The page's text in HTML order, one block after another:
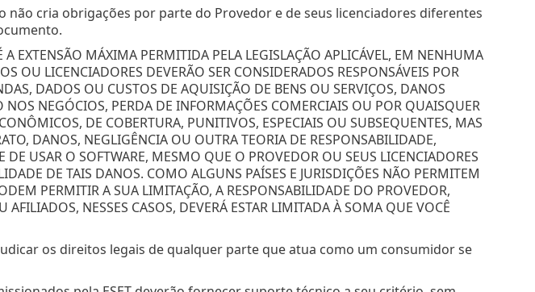
não cria obrigações por parte do Provedor e de seus licenciadores diferentes
A EXTENSÃO MÁXIMA PERMITIDA PELA LEGISLAÇÃO APLICÁVEL, EM NENHUMA
OU LICENCIADORES DEVERÃO SER CONSIDERADOS RESPONSÁVEIS POR
DADOS OU CUSTOS DE AQUISIÇÃO DE BENS OU SERVIÇOS, DANOS
NOS NEGÓCIOS, PERDA DE INFORMAÇÕES COMERCIAIS OU POR QUAISQUER
DE COBERTURA, PUNITIVOS, ESPECIAIS OU SUBSEQUENTES, MAS
DANOS, NEGLIGÊNCIA OU OUTRA TEORIA DE RESPONSABILIDADE,
USAR O SOFTWARE, MESMO QUE O PROVEDOR OU SEUS LICENCIADORES
DE TAIS DANOS. COMO ALGUNS PAÍSES E JURISDIÇÕES NÃO PERMITEM
PERMITIR A SUA LIMITAÇÃO, A RESPONSABILIDADE DO PROVEDOR,
NESSES CASOS, DEVERÁ ESTAR LIMITADA À SOMA QUE VOCÊ
os direitos legais de qualquer parte que atua como um consumidor se